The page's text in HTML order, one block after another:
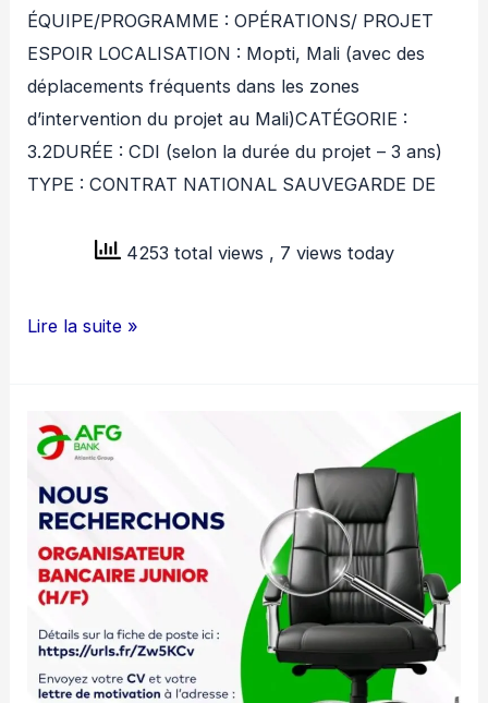
ÉQUIPE/PROGRAMME : OPÉRATIONS/ PROJET
ESPOIR LOCALISATION : Mopti, Mali (avec des
déplacements fréquents dans les zones
d’intervention du projet au Mali)CATÉGORIE :
3.2DURÉE : CDI (selon la durée du projet – 3 ans)
TYPE : CONTRAT NATIONAL SAUVEGARDE DE
4253 total views , 7 views today
SAVE
MALI
RECRUTE
02
POSTES
H/F
Lire la suite »